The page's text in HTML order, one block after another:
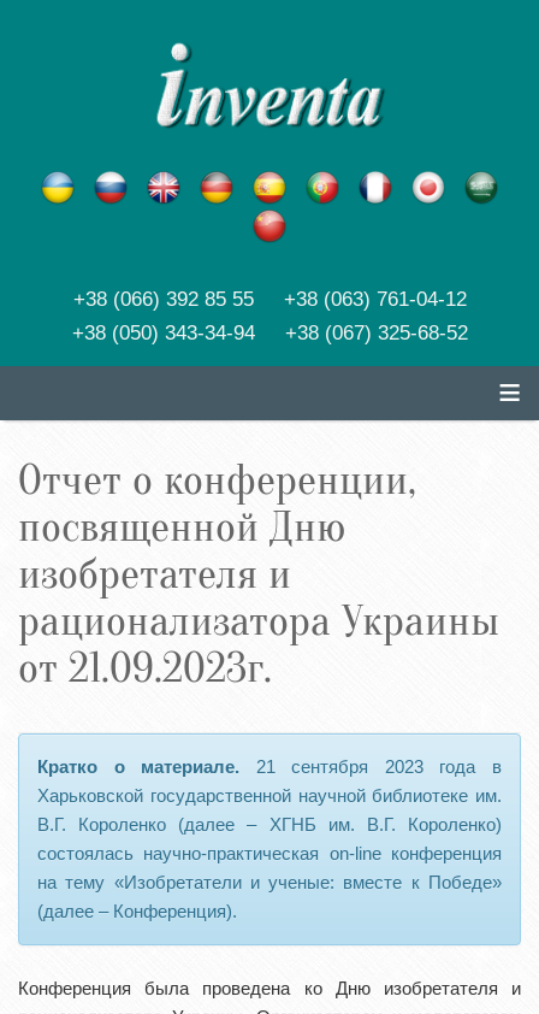
+38 (066) 392 85 55 +38 (063) 761-04-12
+38 (050) 343-34-94 +38 (067) 325-68-52
≡
Отчет о конференции,
посвященной Дню
изобретателя и
рационализатора Украины
от 21.09.2023г.
Кратко о материале. 21 сентября 2023 года в
Харьковской государственной научной библиотеке им.
В.Г. Короленко (далее – ХГНБ им. В.Г. Короленко)
состоялась научно-практическая on-line конференция
на тему «Изобретатели и ученые: вместе к Победе»
(далее – Конференция).
Конференция была проведена ко Дню изобретателя и